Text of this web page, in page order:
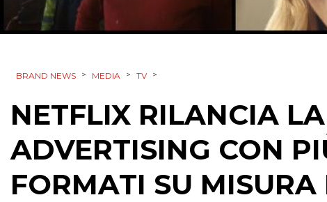
BRAND NEWS > MEDIA > TV >
NETFLIX RILANCIA
ADVERTISING CON
FORMATI SU